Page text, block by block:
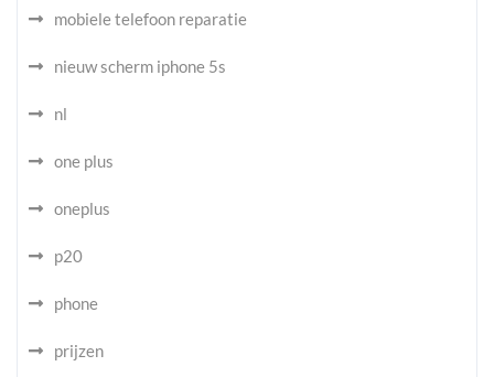
mobiele telefoon reparatie
nieuw scherm iphone 5s
nl
one plus
oneplus
p20
phone
prijzen